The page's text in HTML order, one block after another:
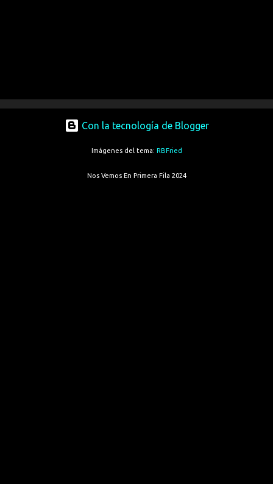
Con la tecnología de Blogger
Imágenes del tema: RBFried
Nos Vemos En Primera Fila 2024